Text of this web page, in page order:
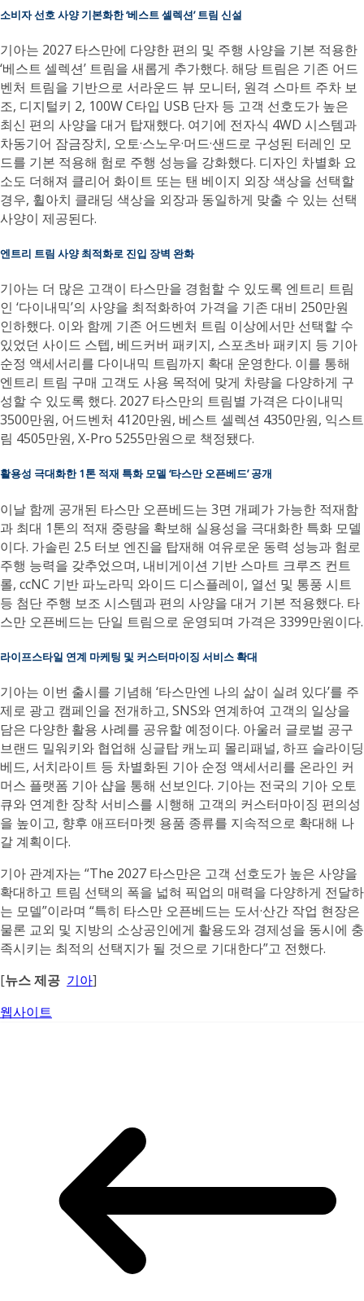
소비자 선호 사양 기본화한 ‘베스트 셀렉션’ 트림 신설
기아는 2027 타스만에 다양한 편의 및 주행 사양을 기본 적용한
‘베스트 셀렉션’ 트림을 새롭게 추가했다. 해당 트림은 기존 어드
벤처 트림을 기반으로 서라운드 뷰 모니터, 원격 스마트 주차 보
조, 디지털키 2, 100W C타입 USB 단자 등 고객 선호도가 높은
최신 편의 사양을 대거 탑재했다. 여기에 전자식 4WD 시스템과
차동기어 잠금장치, 오토·스노우·머드·샌드로 구성된 터레인 모
드를 기본 적용해 험로 주행 성능을 강화했다. 디자인 차별화 요
소도 더해져 클리어 화이트 또는 탠 베이지 외장 색상을 선택할
경우, 휠아치 클래딩 색상을 외장과 동일하게 맞출 수 있는 선택
사양이 제공된다.
엔트리 트림 사양 최적화로 진입 장벽 완화
기아는 더 많은 고객이 타스만을 경험할 수 있도록 엔트리 트림
인 ‘다이내믹’의 사양을 최적화하여 가격을 기존 대비 250만원
인하했다. 이와 함께 기존 어드벤처 트림 이상에서만 선택할 수
있었던 사이드 스텝, 베드커버 패키지, 스포츠바 패키지 등 기아
순정 액세서리를 다이내믹 트림까지 확대 운영한다. 이를 통해
엔트리 트림 구매 고객도 사용 목적에 맞게 차량을 다양하게 구
성할 수 있도록 했다. 2027 타스만의 트림별 가격은 다이내믹
3500만원, 어드벤처 4120만원, 베스트 셀렉션 4350만원, 익스트
림 4505만원, X-Pro 5255만원으로 책정됐다.
활용성 극대화한 1톤 적재 특화 모델 ‘타스만 오픈베드’ 공개
이날 함께 공개된 타스만 오픈베드는 3면 개폐가 가능한 적재함
과 최대 1톤의 적재 중량을 확보해 실용성을 극대화한 특화 모델
이다. 가솔린 2.5 터보 엔진을 탑재해 여유로운 동력 성능과 험로
주행 능력을 갖추었으며, 내비게이션 기반 스마트 크루즈 컨트
롤, ccNC 기반 파노라믹 와이드 디스플레이, 열선 및 통풍 시트
등 첨단 주행 보조 시스템과 편의 사양을 대거 기본 적용했다. 타
스만 오픈베드는 단일 트림으로 운영되며 가격은 3399만원이다.
라이프스타일 연계 마케팅 및 커스터마이징 서비스 확대
기아는 이번 출시를 기념해 ‘타스만엔 나의 삶이 실려 있다’를 주
제로 광고 캠페인을 전개하고, SNS와 연계하여 고객의 일상을
담은 다양한 활용 사례를 공유할 예정이다. 아울러 글로벌 공구
브랜드 밀워키와 협업해 싱글탑 캐노피 몰리패널, 하프 슬라이딩
베드, 서치라이트 등 차별화된 기아 순정 액세서리를 온라인 커
머스 플랫폼 기아 샵을 통해 선보인다. 기아는 전국의 기아 오토
큐와 연계한 장착 서비스를 시행해 고객의 커스터마이징 편의성
을 높이고, 향후 애프터마켓 용품 종류를 지속적으로 확대해 나
갈 계획이다.
기아 관계자는 “The 2027 타스만은 고객 선호도가 높은 사양을
확대하고 트림 선택의 폭을 넓혀 픽업의 매력을 다양하게 전달하
는 모델”이라며 “특히 타스만 오픈베드는 도서·산간 작업 현장은
물론 교외 및 지방의 소상공인에게 활용도와 경제성을 동시에 충
족시키는 최적의 선택지가 될 것으로 기대한다”고 전했다.
[뉴스 제공 기아]
웹사이트